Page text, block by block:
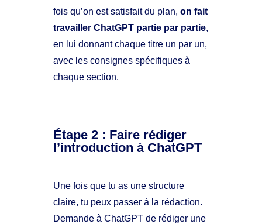
fois qu’on est satisfait du plan,on fait
travailler ChatGPT partie par partie,
en lui donnant chaque titre un par un,
avec les consignes spécifiques à
chaque section.
Étape 2 : Faire rédiger
l’introduction à ChatGPT
Une fois que tu as une structure
claire, tu peux passer à la rédaction.
Demande à ChatGPT de rédiger une